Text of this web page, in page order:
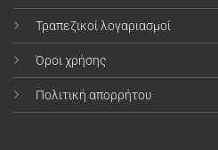
Τραπεζικοί λογαριασμοί
Όροι χρήσης
Πολιτική απορρήτου